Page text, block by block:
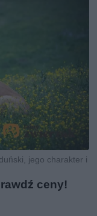
jego charakter i
ceny!